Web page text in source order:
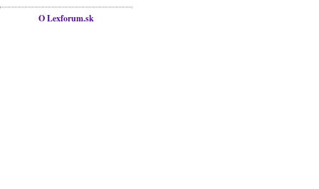
O Lexforum.sk